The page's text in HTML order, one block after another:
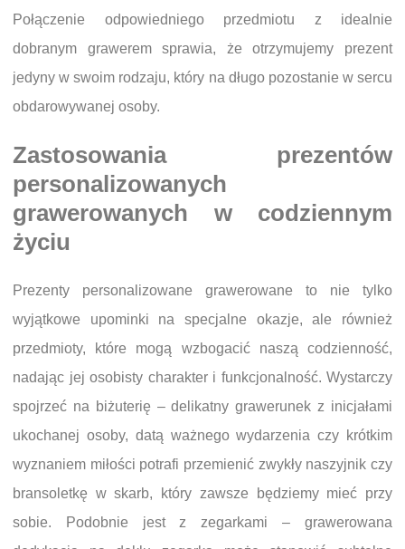
Połączenie odpowiedniego przedmiotu z idealnie
dobranym grawerem sprawia, że otrzymujemy prezent
jedyny w swoim rodzaju, który na długo pozostanie w sercu
obdarowywanej osoby.
Zastosowania prezentów
personalizowanych
grawerowanych w codziennym
życiu
Prezenty personalizowane grawerowane to nie tylko
wyjątkowe upominki na specjalne okazje, ale również
przedmioty, które mogą wzbogacić naszą codzienność,
nadając jej osobisty charakter i funkcjonalność. Wystarczy
spojrzeć na biżuterię – delikatny grawerunek z inicjałami
ukochanej osoby, datą ważnego wydarzenia czy krótkim
wyznaniem miłości potrafi przemienić zwykły naszyjnik czy
bransoletkę w skarb, który zawsze będziemy mieć przy
sobie. Podobnie jest z zegarkami – grawerowana